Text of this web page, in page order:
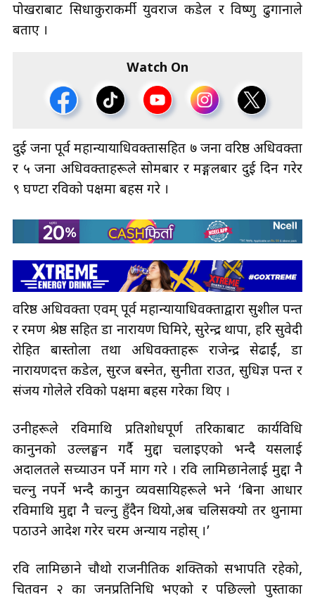
पोखराबाट सिधाकुराकर्मी युवराज कडेल र विष्णु ढुगानाले
बताए ।
Watch On
दुई जना पूर्व महान्यायाधिवक्तासहित ७ जना वरिष्ठ अधिवक्ता
र ५ जना अधिवक्ताहरूले सोमबार र मङ्गलबार दुई दिन गरेर
९ घण्टा रविको पक्षमा बहस गरे ।
वरिष्ठ अधिवक्ता एवम् पूर्व महान्यायाधिवक्ताद्वारा सुशील पन्त
र रमण श्रेष्ठ सहित डा नारायण घिमिरे, सुरेन्द्र थापा, हरि सुवेदी
रोहित बास्तोला तथा अधिवक्ताहरू राजेन्द्र सेढाईं, डा
नारायणदत्त कडेल, सुरज बस्नेत, सुनीता राउत, सुधिज्ञ पन्त र
संजय गोलेले रविको पक्षमा बहस गरेका थिए ।
उनीहरूले रविमाथि प्रतिशोधपूर्ण तरिकाबाट कार्यविधि
कानुनको उल्लङ्घन गर्दै मुद्दा चलाइएको भन्दै यसलाई
अदालतले सच्याउन पर्ने माग गरे । रवि लामिछानेलाई मुद्दा नै
चल्नु नपर्ने भन्दै कानुन व्यवसायिहरूले भने ‘बिना आधार
रविमाथि मुद्दा नै चल्नु हुँदैन थियो,अब चलिसक्यो तर थुनामा
पठाउने आदेश गरेर चरम अन्याय नहोस् ।’
रवि लामिछाने चौथो राजनीतिक शक्तिको सभापति रहेको,
चितवन २ का जनप्रतिनिधि भएको र पछिल्लो पुस्ताका